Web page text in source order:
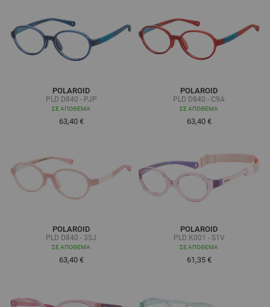
POLAROID
PLD D840 - PJP
ΣΕ ΑΠΌΘΕΜΑ
63,40 €
POLAROID
PLD D840 - C9A
ΣΕ ΑΠΌΘΕΜΑ
63,40 €
POLAROID
PLD D840 - 35J
ΣΕ ΑΠΌΘΕΜΑ
63,40 €
POLAROID
PLD K001 - S1V
ΣΕ ΑΠΌΘΕΜΑ
61,35 €